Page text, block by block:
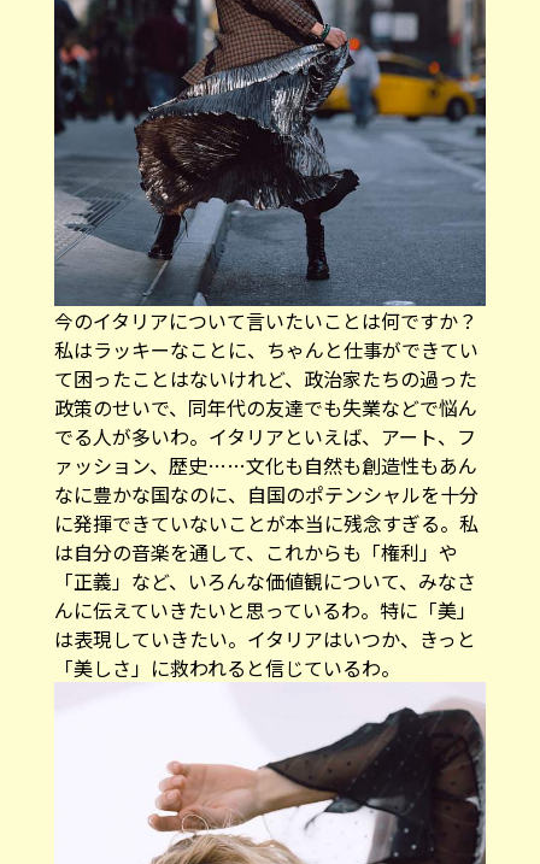
――今のイタリアについて言いたいことは何ですか？
私はラッキーなことに、ちゃんと仕事ができてい
て困ったことはないけれど、政治家たちの過った
政策のせいで、同年代の友達でも失業などで悩ん
でる人が多いわ。イタリアといえば、アート、フ
ァッション、歴史……文化も自然も創造性もあん
なに豊かな国なのに、自国のポテンシャルを十分
に発揮できていないことが本当に残念すぎる。私
は自分の音楽を通して、これからも「権利」や
「正義」など、いろんな価値観について、みなさ
んに伝えていきたいと思っているわ。特に「美」
は表現していきたい。イタリアはいつか、きっと
「美しさ」に救われると信じているわ。